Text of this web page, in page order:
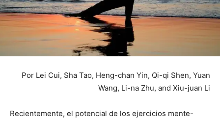
Por Lei Cui, Sha Tao, Heng-chan Yin, Qi-qi Shen, Yuan
Wang, Li-na Zhu, and Xiu-juan Li
Recientemente, el potencial de los ejercicios mente-